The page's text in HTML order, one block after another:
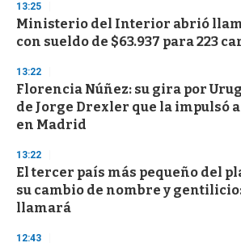
d
s
o
f
3
s
e
c
o
d
s
13:25
Ministerio del Interior abrió
con sueldo de $63.937 para 223
13:22
Florencia Núñez: su gira por
de Jorge Drexler que la impulsó
en Madrid
13:22
El tercer país más pequeño del
su cambio de nombre y
llamará
12:43